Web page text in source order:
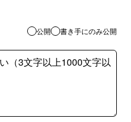
公開 書き手にのみ公開